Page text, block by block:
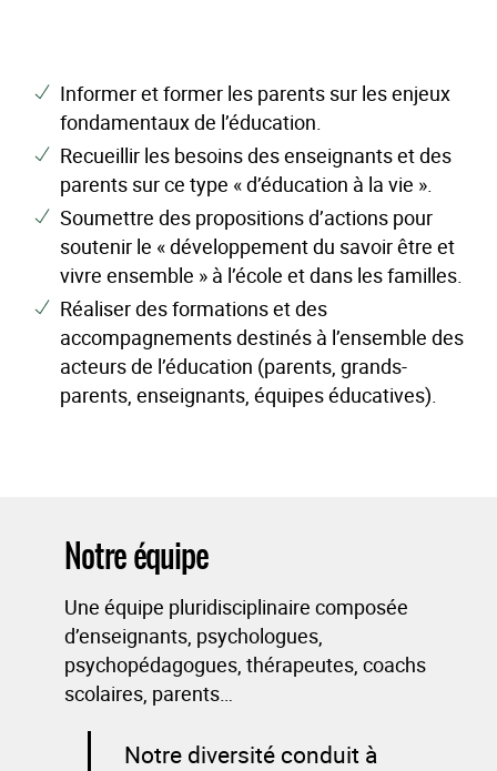
Informer et former les parents sur les enjeux
fondamentaux de l’éducation.
Recueillir les besoins des enseignants et des
parents sur ce type « d’éducation à la vie ».
Soumettre des propositions d’actions pour
soutenir le « développement du savoir être et
vivre ensemble » à l’école et dans les familles.
Réaliser des formations et des
accompagnements destinés à l’ensemble des
acteurs de l’éducation (parents, grands-
parents, enseignants, équipes éducatives).
Notre équipe
Une équipe pluridisciplinaire composée
d’enseignants, psychologues,
psychopédagogues, thérapeutes, coachs
scolaires, parents…
Notre diversité conduit à